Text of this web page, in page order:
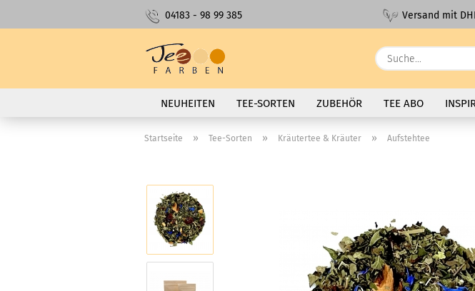
04183 - 98 99 385 Versand mit
NEUHEITEN TEE-SORTEN ZUBEHÖR TEE ABO
Startseite » Tee-Sorten » Kräutertee & Kräuter » Aufstehtee